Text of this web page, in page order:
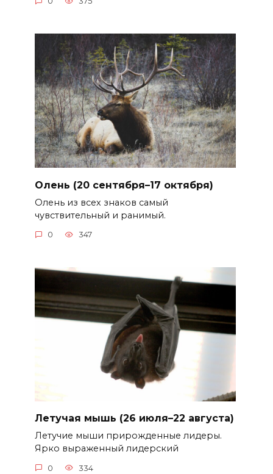
Олень (20 сентября–17 октября)
Олень из всех знаков самый
чувствительный и ранимый.
0 347
Летучая мышь (26 июля–22 августа)
Летучие мыши прирожденные лидеры.
Ярко выраженный лидерский
0 334